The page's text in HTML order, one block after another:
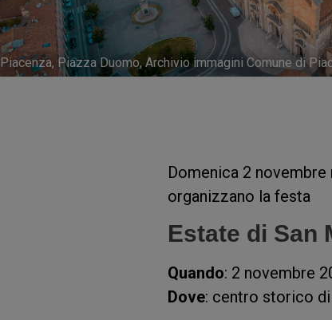
Piacenza, Piazza Duomo, Archivio immagini Comune di
Domenica 2
organizzano la festa
Estate di San
Quando: 2 novembre
Dove: centro storico